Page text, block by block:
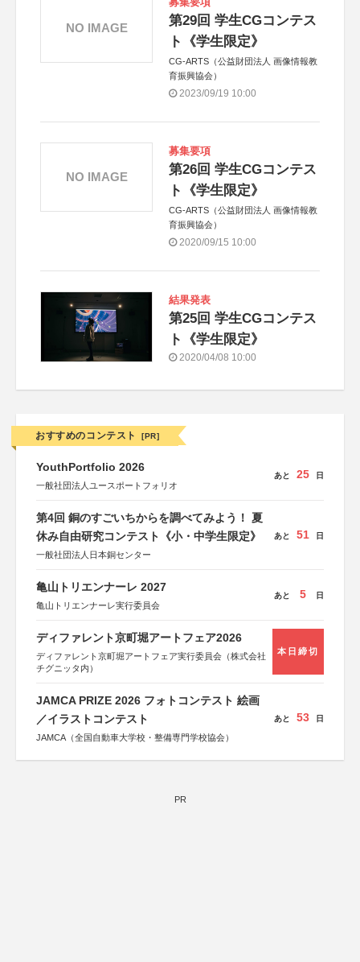
第29回 学生CGコンテス
ト《学生限定》
CG-ARTS（公益財団法人 画像情報教
育振興協会）
2023/09/19 10:00
NO IMAGE
募集要項
第26回 学生CGコンテス
ト《学生限定》
CG-ARTS（公益財団法人 画像情報教
育振興協会）
2020/09/15 10:00
NO IMAGE
結果発表
第25回 学生CGコンテス
ト《学生限定》
2020/04/08 10:00
おすすめのコンテスト [PR]
YouthPortfolio 2026
一般社団法人ユースポートフォリオ
あと 25 日
第4回 銅のすごいちからを調べてみよう！ 夏
休み自由研究コンテスト《小・中学生限定》
一般社団法人日本銅センター
あと 51 日
亀山トリエンナーレ 2027
亀山トリエンナーレ実行委員会
あと 5 日
ディファレント京町堀アートフェア2026
ディファレント京町堀アートフェア実行委員会（株式会社
チグニッタ内）
本日締切
JAMCA PRIZE 2026 フォトコンテスト 絵画
／イラストコンテスト
JAMCA（全国自動車大学校・整備専門学校協会）
あと 53 日
PR